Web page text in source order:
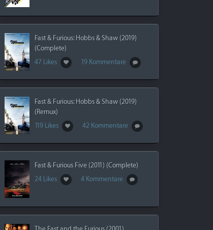
Fast & Furious: Hobbs & Shaw (2019)
(Complete)
47 Likes
19 Kommentare
Fast & Furious: Hobbs & Shaw (2019)
(Remux)
119 Likes
42 Kommentare
Fast & Furious Five (2011) (Complete)
24 Likes
4 Kommentare